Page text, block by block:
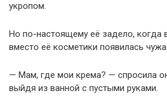
укропом.
Но по-настоящему её задело, когда
вместо её косметики появилась
— Мам, где мои крема? — спросила
выйдя из ванной с пустыми руками.